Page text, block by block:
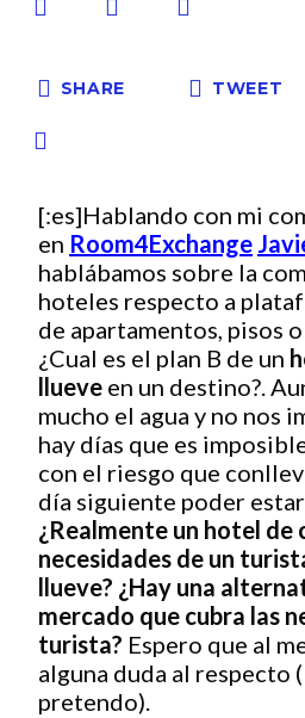
SHARE TWEET
[:es]Hablando con mi
en Room4Exchange
hablábamos sobre la
hoteles respecto a
de apartamentos, pisos
¿Cual es el plan B de un
llueve en un destino?.
mucho el agua y no nos
hay días que es
con el riesgo que
día siguiente poder
¿Realmente un hotel de
necesidades de un
llueve? ¿Hay una
mercado que cubra las
turista? Espero que al
alguna duda al respecto
pretendo).